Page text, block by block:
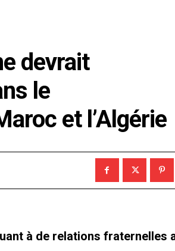
devrait
le
et l’Algérie
à de relations fraternelles